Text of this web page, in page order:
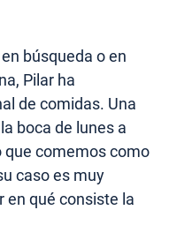
búsqueda o en
Pilar ha
de comidas. Una
boca de lunes a
que comemos como
caso es muy
en qué consiste la